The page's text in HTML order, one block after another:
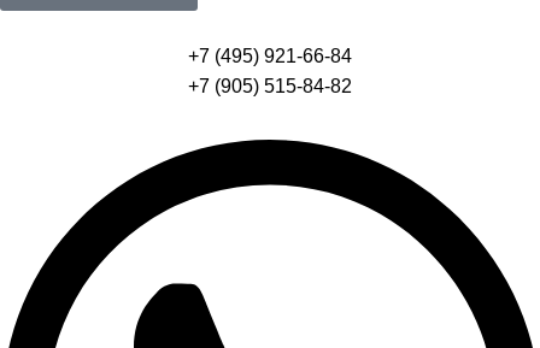
+7 (495) 921-66-84
+7 (905) 515-84-82